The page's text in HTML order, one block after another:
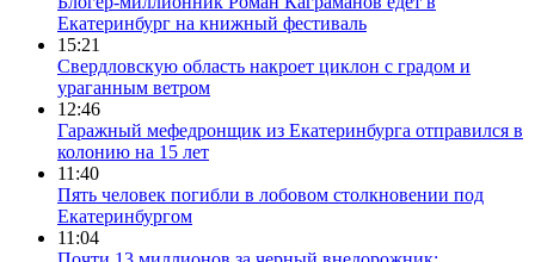
Екатеринбург на книжный фестиваль
15:21
Свердловскую область накроет циклон с градом и
ураганным ветром
12:46
Гаражный мефедронщик из Екатеринбурга отправился в
колонию на 15 лет
11:40
Пять человек погибли в лобовом столкновении под
Екатеринбургом
11:04